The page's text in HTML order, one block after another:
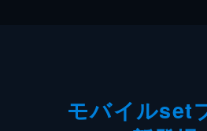
モバイルset